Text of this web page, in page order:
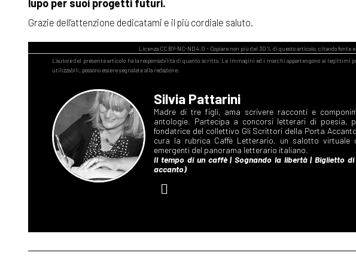
lupo per suoi progetti futuri.
Grazie dell’attenzione dedicatami e il più cordiale saluto.
Silvia Pattarini